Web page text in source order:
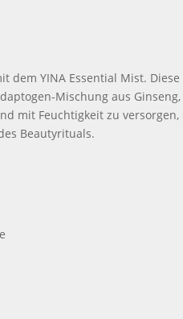
dem YINA Essential Mist.
Mischung aus
mit Feuchtigkeit zu
Beautyrituals.